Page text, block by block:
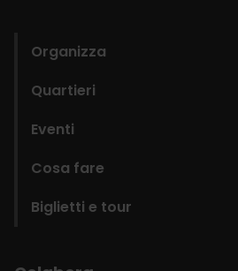
Organizza
Quartieri
Eventi
Cosa fare
Biglietti e tour